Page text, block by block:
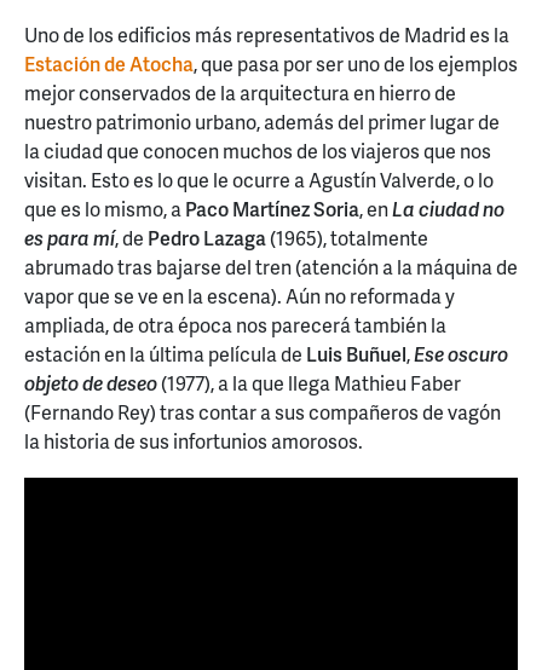
Uno de los edificios más representativos de Madrid es la
Estación de Atocha, que pasa por ser uno de los ejemplos
mejor conservados de la arquitectura en hierro de
nuestro patrimonio urbano, además del primer lugar de
la ciudad que conocen muchos de los viajeros que nos
visitan. Esto es lo que le ocurre a Agustín Valverde, o lo
que es lo mismo, aPaco Martínez Soria, enLa ciudad no
es para mí, de Pedro Lazaga(1965), totalmente
abrumado tras bajarse del tren (atención a la máquina de
vapor que se ve en la escena). Aún no reformada y
ampliada, de otra época nos parecerá también la
estación en la última película de Luis Buñuel,Ese oscuro
objeto de deseo(1977), a la que llega Mathieu Faber
(Fernando Rey) tras contar a sus compañeros de vagón
la historia de sus infortunios amorosos.